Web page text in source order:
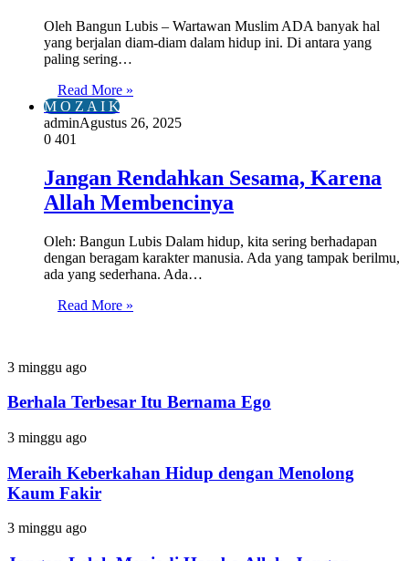
Oleh Bangun Lubis – Wartawan Muslim ADA banyak hal
yang berjalan diam-diam dalam hidup ini. Di antara yang
paling sering…
Read More »
M O Z A I K
adminAgustus 26, 2025
0 401
Jangan Rendahkan Sesama, Karena
Allah Membencinya
Oleh: Bangun Lubis Dalam hidup, kita sering berhadapan
dengan beragam karakter manusia. Ada yang tampak berilmu,
ada yang sederhana. Ada…
Read More »
Berhala
Itu
Ego
3 minggu ago
Berhala Terbesar Itu Bernama Ego
Meraih
Hidup
dengan
Menolong
Fakir
3 minggu ago
Meraih Keberkahan Hidup dengan Menolong
Kaum Fakir
Jangan
3 minggu ago